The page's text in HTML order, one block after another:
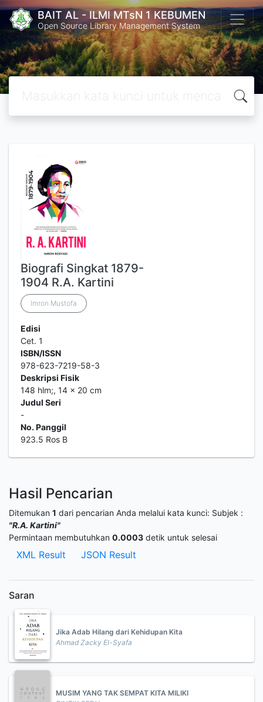
BAIT AL - ILMI MTsN 1 KEBUMEN
Open Source Library Management System
Biografi Singkat 1879-
1904 R.A. Kartini
Imron Mustofa
Edisi
Cet. 1
ISBN/ISSN
978-623-7219-58-3
Deskripsi Fisik
148 hlm;, 14 x 20 cm
Judul Seri
-
No. Panggil
923.5 Ros B
Hasil Pencarian
Ditemukan 1 dari pencarian Anda melalui kata kunci: Subjek :
"R.A. Kartini"
Permintaan membutuhkan 0.0003 detik untuk selesai
XML Result JSON Result
Saran
Jika Adab Hilang dari Kehidupan Kita
Ahmad Zacky El-Syafa
MUSIM YANG TAK SEMPAT KITA MILIKI